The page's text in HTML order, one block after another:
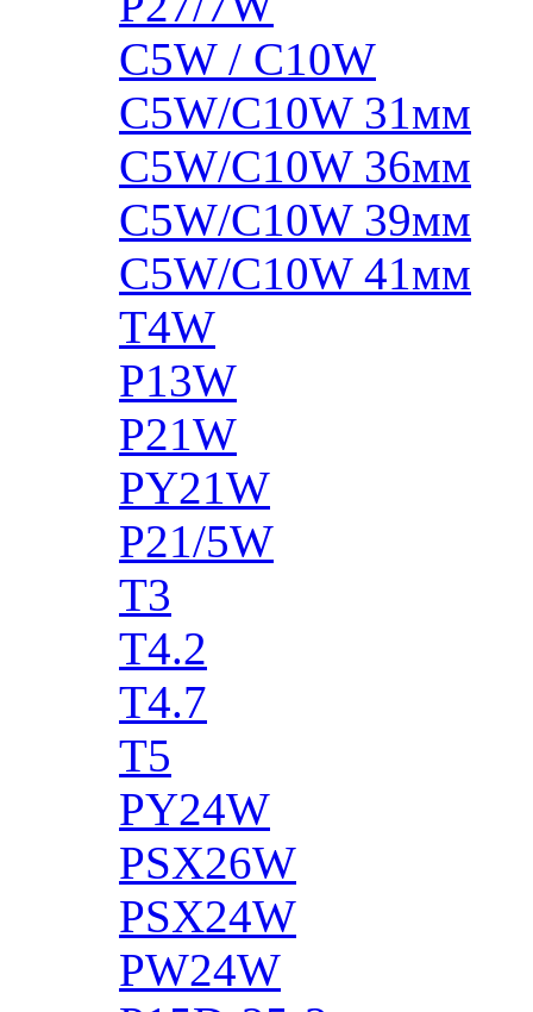
C5W / C10W
C5W/C10W 31мм
C5W/C10W 36мм
C5W/C10W 39мм
C5W/C10W 41мм
T4W
P13W
P21W
PY21W
P21/5W
T3
T4.2
T4.7
T5
PY24W
PSX26W
PSX24W
PW24W